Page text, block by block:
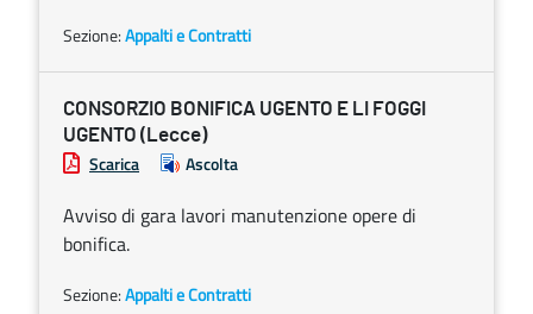
Sezione:Appalti e Contratti
CONSORZIO BONIFICA UGENTO E LI FOGGI
UGENTO (Lecce)
Scarica Ascolta
Avviso di gara lavori manutenzione opere di
bonifica.
Sezione:Appalti e Contratti